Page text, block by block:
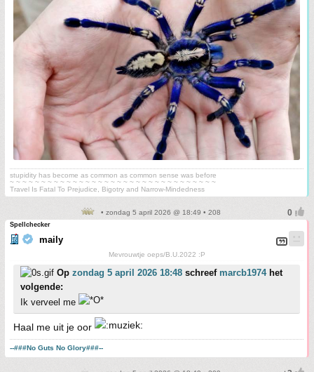
stupidity has become as common as common sense was before
~ ~ ~ ~ ~ ~ ~ ~ ~ ~ ~ ~ ~ ~ ~ ~ ~ ~ ~ ~ ~ ~ ~ ~ ~ ~ ~ ~ ~ ~ ~ ~ ~
Travel Is Fatal To Prejudice, Bigotry and Narrow-Mindedness
• zondag 5 april 2026 @ 18:49 • 208
Spellchecker
maily
Mevrouwtje oeps/B.U.2022 :P
Op zondag 5 april 2026 18:48 schreef marcb1974het
volgende:
Ik verveel me
Haal me uit je oor
--###No Guts No Glory###--